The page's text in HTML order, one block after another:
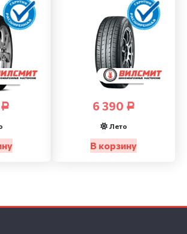
Р 6 390 Р
Лето
В корзину